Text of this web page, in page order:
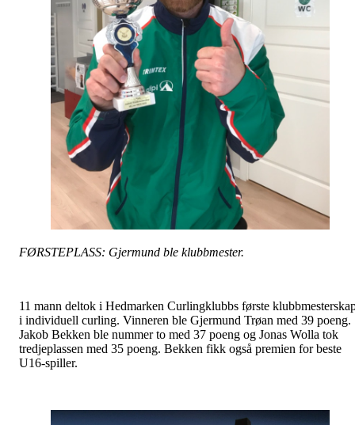
FØRSTEPLASS: Gjermund ble klubbmester.
11 mann deltok i Hedmarken Curlingklubbs første
i individuell curling. Vinneren ble Gjermund Trøan med 39 poeng.
Jakob Bekken ble nummer to med 37 poeng og Jonas Wolla tok
tredjeplassen med 35 poeng. Bekken fikk også premien for beste
U16-spiller.